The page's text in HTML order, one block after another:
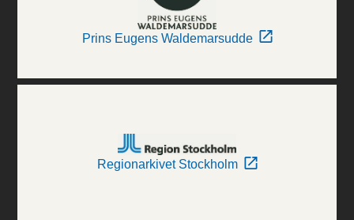
Prins Eugens Waldemarsudde
Regionarkivet Stockholm